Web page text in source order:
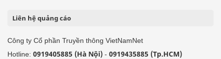
Liên hệ quảng cáo
Công ty Cổ phần Truyền thông VietNamNet
Hotline: 0919405885 (Hà Nội) - 0919435885 (Tp.HCM)